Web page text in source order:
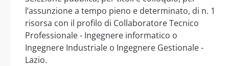
l’assunzione a tempo pieno e determinato, di n. 1
risorsa con il profilo di Collaboratore Tecnico
Professionale - Ingegnere informatico o
Ingegnere Industriale o Ingegnere Gestionale -
Lazio.